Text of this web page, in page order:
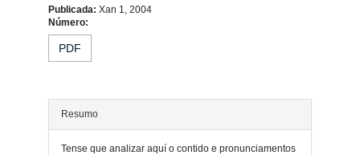
Contido
principal
do
artigo
Publicada: Xan 1, 2004
Número:
PDF
Resumo
Tense que analizar aquí o contido e pronunciamentos